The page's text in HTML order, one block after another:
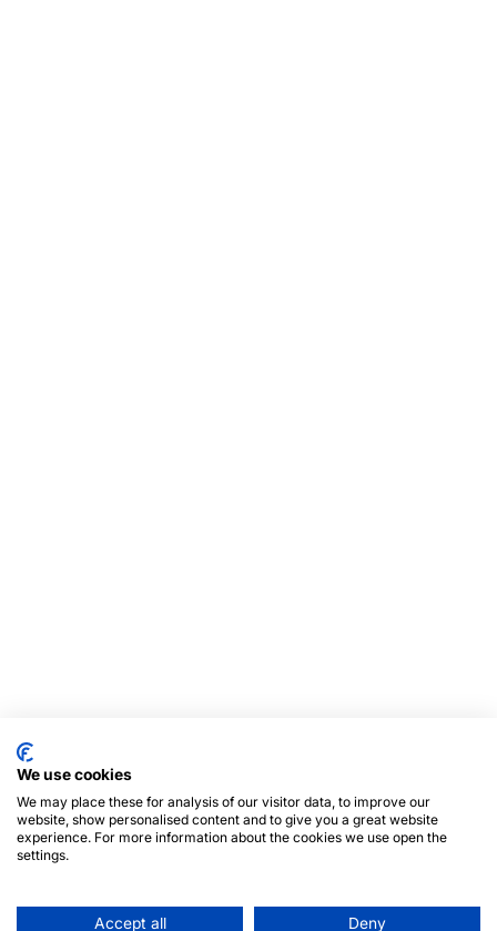
We use cookies
We may place these for analysis of our visitor data, to improve our
website, show personalised content and to give you a great website
experience. For more information about the cookies we use open the
settings.
Accept all Deny